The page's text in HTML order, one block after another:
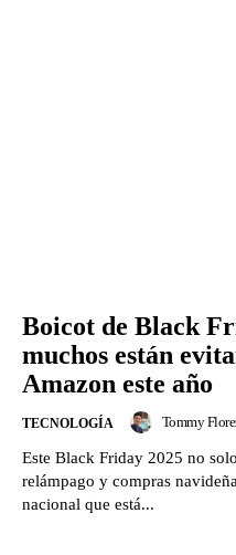
Boicot de Black
muchos están
Amazon este año
TECNOLOGÍA Tommy
Este Black Friday 2025 no
relámpago y compras
nacional que está...